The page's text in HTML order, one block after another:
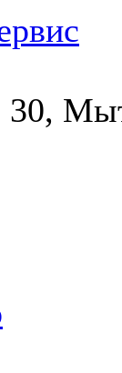
30,